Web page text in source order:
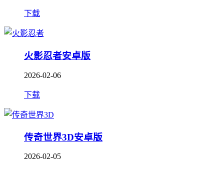
下载
火影忍者安卓版
2026-02-06
下载
传奇世界3D安卓版
2026-02-05